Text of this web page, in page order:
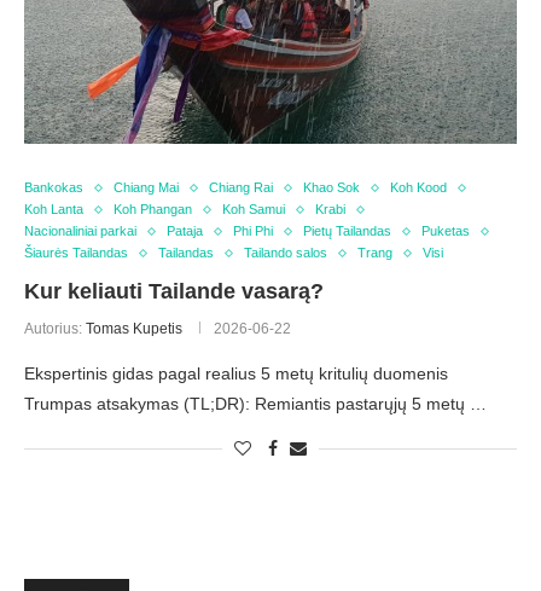
Bankokas Chiang Mai Chiang Rai Khao Sok
Koh Kood
Koh Lanta
Koh Phangan Koh Samui
Krabi
Nacionaliniai parkai
Pataja Phi Phi Pietų Tailandas
Puketas
Šiaurės Tailandas
Tailandas Tailando salos Trang Visi
Kur keliauti Tailande vasarą?
Autorius: Tomas Kupetis 2026-06-22
Ekspertinis gidas pagal realius 5 metų kritulių duomenis
Trumpas atsakymas (TL;DR): Remiantis pastarųjų 5 metų …